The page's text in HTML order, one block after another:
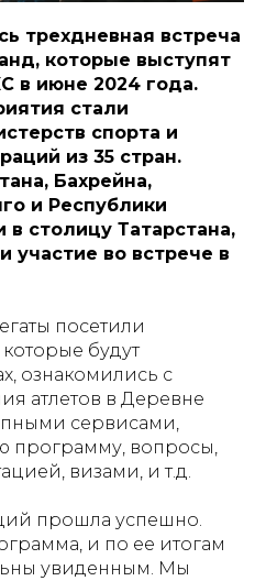
трехдневная встреча
которые выступят
в июне 2024 года.
стали
спорта и
из 35 стран.
Бахрейна,
и Республики
столицу Татарстана,
участие во встрече в
посетили
будут
ознакомились с
атлетов в Деревне
сервисами,
программу, вопросы,
визами, и т.д.
прошла успешно.
и по ее итогам
увиденным. Мы